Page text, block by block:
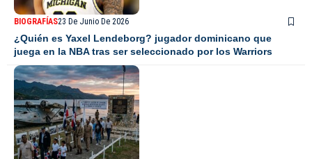
BIOGRAFÍAS23 De Junio De 2026
¿Quién es Yaxel Lendeborg? jugador dominicano que
juega en la NBA tras ser seleccionado por los Warriors